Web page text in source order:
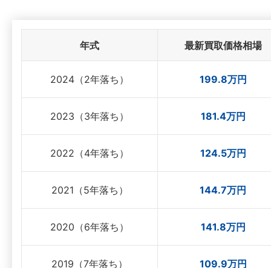
年式 最新買取価格相場
2024（2年落ち） 199.8万円
2023（3年落ち） 181.4万円
2022（4年落ち） 124.5万円
2021（5年落ち） 144.7万円
2020（6年落ち） 141.8万円
2019（7年落ち） 109.9万円